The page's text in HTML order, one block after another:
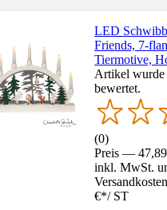
LED
Friends, 7-
Tiermotive,
Artikel wurde
bewertet.
(0)
Preis —
inkl. MwSt.
€*/ ST